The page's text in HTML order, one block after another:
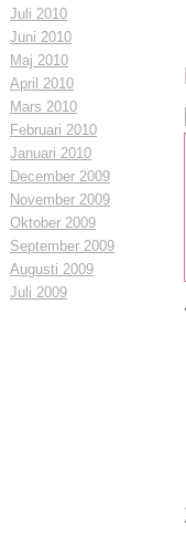
Juli 2010
Juni 2010
Maj 2010
April 2010
Mars 2010
Februari 2010
Januari 2010
December 2009
November 2009
Oktober 2009
September 2009
Augusti 2009
Juli 2009